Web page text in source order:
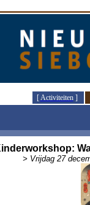
[Activiteiten]
> Vrijdag 27